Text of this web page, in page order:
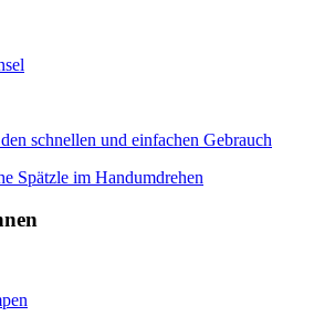
schnellen und einfachen Gebrauch
Spätzle im Handumdrehen